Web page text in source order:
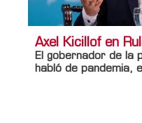
Axel Kicillof en
El gobernador de la
habló de pandemia,